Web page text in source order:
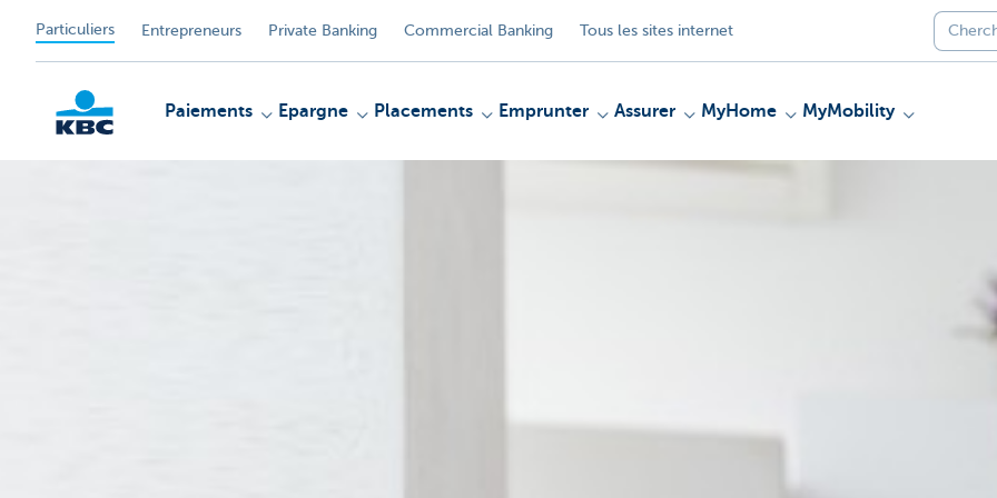
Particuliers Entrepreneurs Private Banking Commercial Banking Tous les sites internet
Paiements Epargne Placements Emprunter Assurer MyHome MyMobility